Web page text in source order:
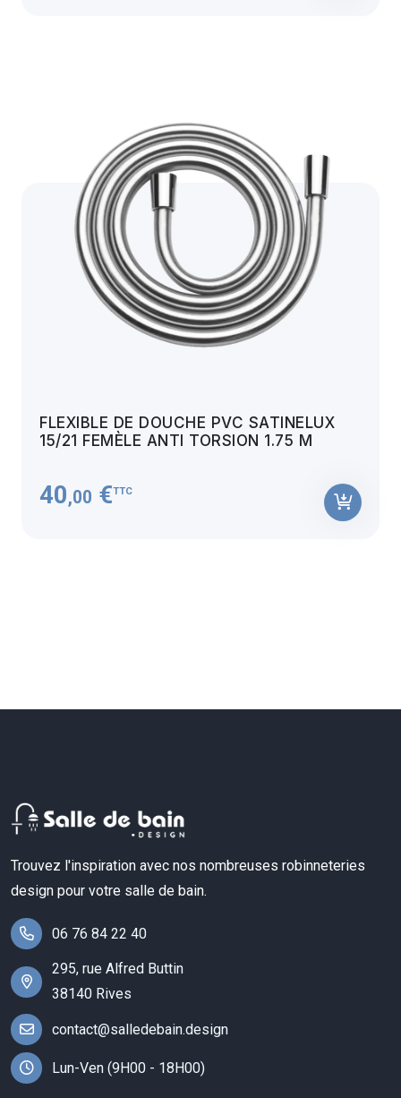
FLEXIBLE DE DOUCHE PVC SATINELUX
15/21 FEMÈLE ANTI TORSION 1.75 M
40,00 €TTC
Trouvez l'inspiration avec nos nombreuses robinneteries
design pour votre salle de bain.
06 76 84 22 40
295, rue Alfred Buttin
38140 Rives
contact@salledebain.design
Lun-Ven (9H00 - 18H00)